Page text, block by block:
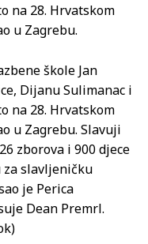
na 28. Hrvatskom
u Zagrebu.
škole Jan
Dijanu Sulimanac i
na 28. Hrvatskom
u Zagrebu. Slavuji
zborova i 900 djece
za slavljeničku
je Perica
Dean Premrl.